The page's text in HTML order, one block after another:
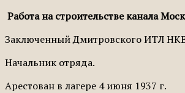
Работа на строительстве канала
Заключенный Дмитровского ИТЛ
Начальник отряда.
Арестован в лагере 4 июня 1937 г.